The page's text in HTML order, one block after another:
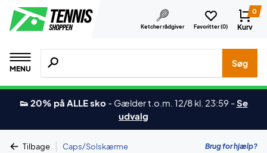
Ketcher rådgiver Favoritter (0)
0
Kurv
MENU
Søg efter produkter, mærker etc.
Søg
👟 20% på ALLE sko - Gælder t.o.m. 12/8 kl. 23:59 -Se
udvalg
Tilbage | Caps/Solskærme Brug for hjælp?